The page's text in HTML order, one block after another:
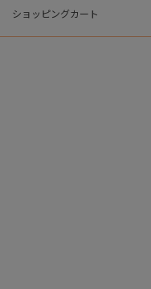
ショッピングカート